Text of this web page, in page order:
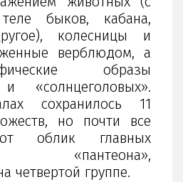
быков, кабана,
колесницы и
верблюдом, а
образы
«солнцеголовых».
сохранилось 11
но почти все
облик главных
«пантеона»,
четвертой группе.